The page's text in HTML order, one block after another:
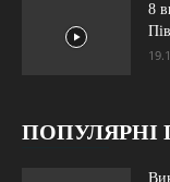
8
ПОПУЛЯРНІ